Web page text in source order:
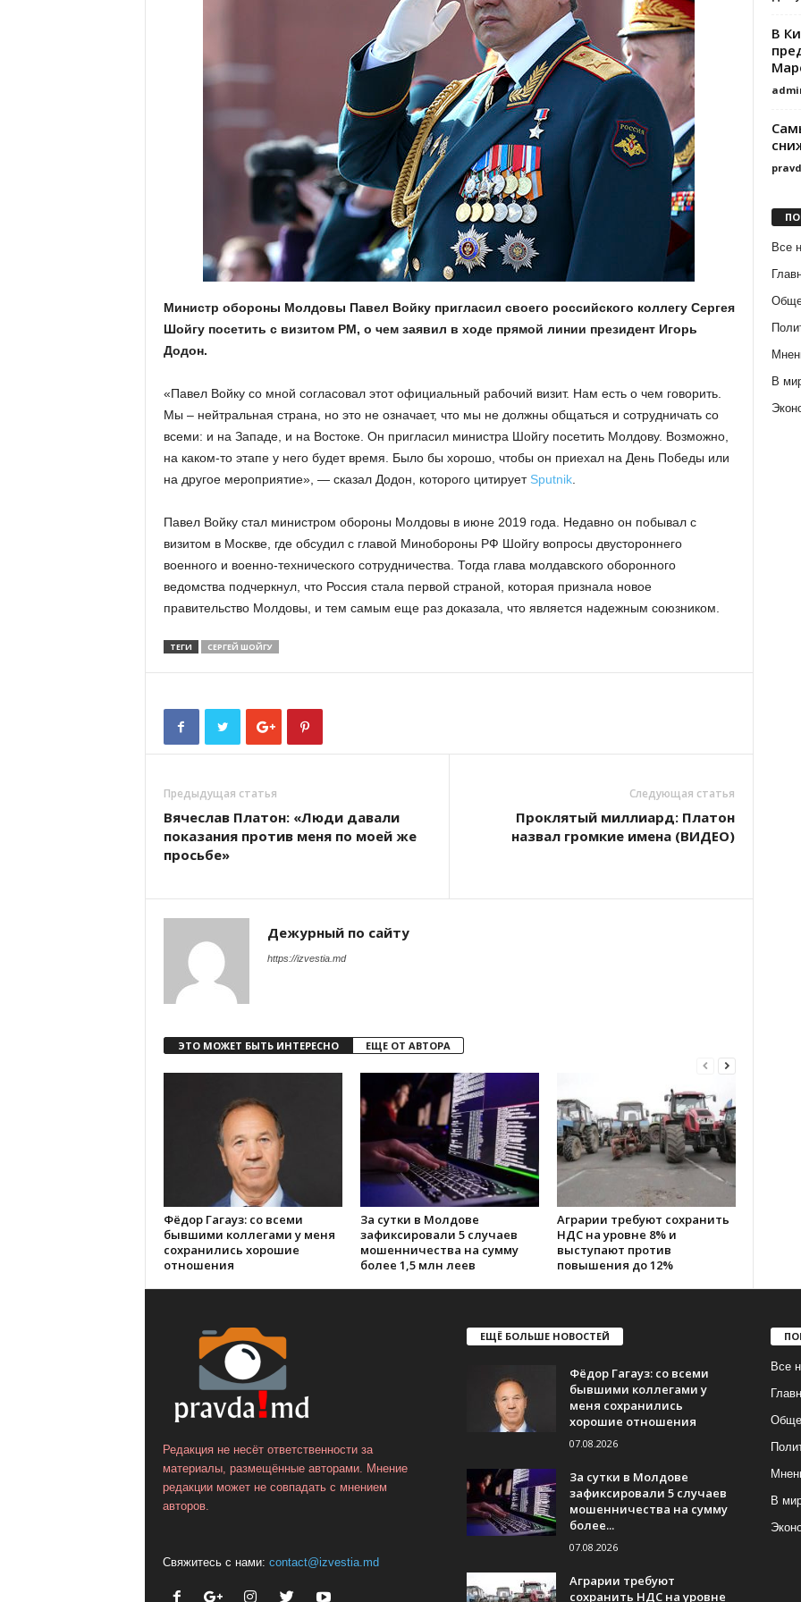
Министр обороны Молдовы Павел Войку пригласил своего российского коллегу Сергея
Шойгу посетить с визитом РМ, о чем заявил в ходе прямой линии президент Игорь
Додон.
«Павел Войку со мной согласовал этот официальный рабочий визит. Нам есть о чем говорить.
Мы – нейтральная страна, но это не означает, что мы не должны общаться и сотрудничать со
всеми: и на Западе, и на Востоке. Он пригласил министра Шойгу посетить Молдову. Возможно,
на каком-то этапе у него будет время. Было бы хорошо, чтобы он приехал на День Победы или
на другое мероприятие», — сказал Додон, которого цитирует Sputnik.
Павел Войку стал министром обороны Молдовы в июне 2019 года. Недавно он побывал с
визитом в Москве, где обсудил с главой Минобороны РФ Шойгу вопросы двустороннего
военного и военно-технического сотрудничества. Тогда глава молдавского оборонного
ведомства подчеркнул, что Россия стала первой страной, которая признала новое
правительство Молдовы, и тем самым еще раз доказала, что является надежным союзником.
ТЕГИ СЕРГЕЙ ШОЙГУ
Предыдущая статья
Вячеслав Платон: «Люди давали
показания против меня по моей же
просьбе»
Следующая статья
Проклятый миллиард: Платон
назвал громкие имена (ВИДЕО)
Дежурный по сайту
https://izvestia.md
ЭТО МОЖЕТ БЫТЬ ИНТЕРЕСНО ЕЩЕ ОТ АВТОРА
Фёдор Гагауз: со всеми
бывшими коллегами у меня
сохранились хорошие
отношения
За сутки в Молдове
зафиксировали 5 случаев
мошенничества на сумму
более 1,5 млн леев
Аграрии требуют сохранить
НДС на уровне 8% и
выступают против
повышения до 12%
В
Все
В
Редакция не несёт ответственности за
материалы, размещённые авторами. Мнение
редакции может не совпадать с мнением
авторов.
Свяжитесь с нами: contact@izvestia.md
ЕЩЁ БОЛЬШЕ НОВОСТЕЙ
Фёдор Гагауз: со всеми
бывшими коллегами у
меня сохранились
хорошие отношения
07.08.2026
За сутки в Молдове
зафиксировали 5 случаев
мошенничества на сумму
более...
07.08.2026
Аграрии требуют
сохранить НДС на уровне
Все
В